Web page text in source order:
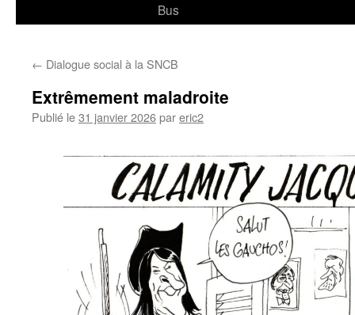
Bus
← Dialogue social à la SNCB
Extrêmement maladroite
Publié le31 janvier 2026pareric2